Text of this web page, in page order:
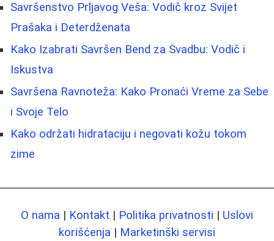
Savršenstvo Prljavog Veša: Vodič kroz Svijet
Prašaka i Deterdženata
Kako Izabrati Savršen Bend za Svadbu: Vodič i
Iskustva
Savršena Ravnoteža: Kako Pronaći Vreme za Sebe
i Svoje Telo
Kako održati hidrataciju i negovati kožu tokom
zime
O nama | Kontakt | Politika privatnosti | Uslovi
korišćenja | Marketinški servisi